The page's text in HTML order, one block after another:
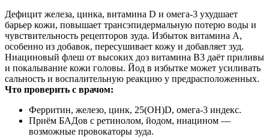
Дефицит железа, цинка, витамина D и омега‑3 ухудшает
барьер кожи, повышает трансэпидермальную потерю воды и
чувствительность рецепторов зуда. Избыток витамина A,
особенно из добавок, пересушивает кожу и добавляет зуд.
Ниациновый флеш от высоких доз витамина B3 даёт приливы
и покалывание кожи головы. Йод в избытке может усиливать
сальность и воспалительную реакцию у предрасположенных.
Что проверить с врачом:
Ферритин, железо, цинк, 25(ОН)D, омега‑3 индекс.
Приём БАДов с ретинолом, йодом, ниацином —
возможные провокаторы зуда.